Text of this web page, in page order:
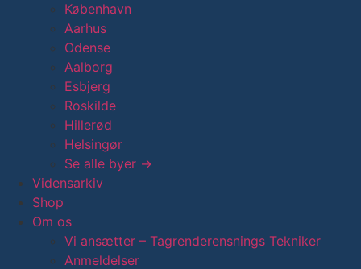
København
Aarhus
Odense
Aalborg
Esbjerg
Roskilde
Hillerød
Helsingør
Se alle byer →
Vidensarkiv
Shop
Om os
Vi ansætter – Tagrenderensnings Tekniker
Anmeldelser